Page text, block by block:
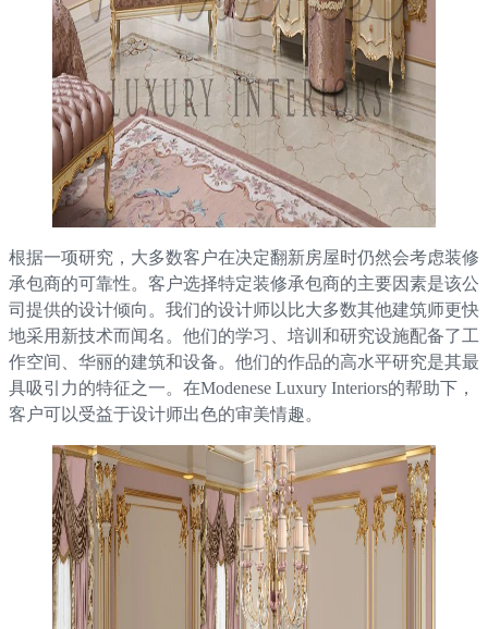
根据一项研究，大多数客户在决定翻新房屋时仍然会考虑装修
承包商的可靠性。客户选择特定装修承包商的主要因素是该公
司提供的设计倾向。我们的设计师以比大多数其他建筑师更快
地采用新技术而闻名。他们的学习、培训和研究设施配备了工
作空间、华丽的建筑和设备。他们的作品的高水平研究是其最
具吸引力的特征之一。在Modenese Luxury Interiors的帮助下，
客户可以受益于设计师出色的审美情趣。